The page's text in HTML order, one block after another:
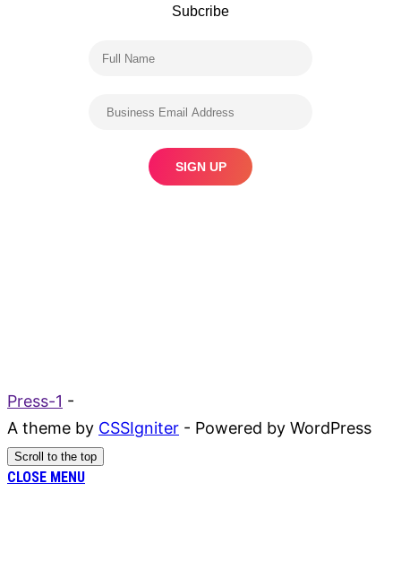
Subcribe
Press-1 -
A theme by CSSIgniter - Powered by WordPress
Scroll to the top
CLOSE MENU